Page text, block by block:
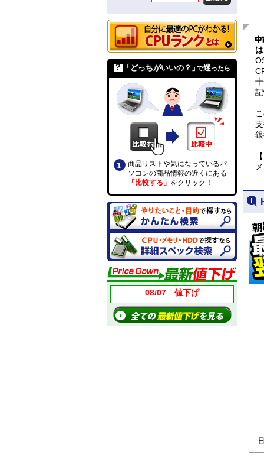
「どっちがいいの？」で迷ったら
商品リストや気になっているパ
ソコンの商品情報の近くにある
「比較する」 をクリック！
08/07 値下げ